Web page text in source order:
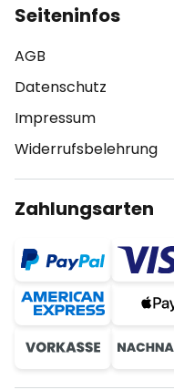
Seiteninfos
AGB
Datenschutz
Impressum
Widerrufsbelehrung
Zahlungsarten